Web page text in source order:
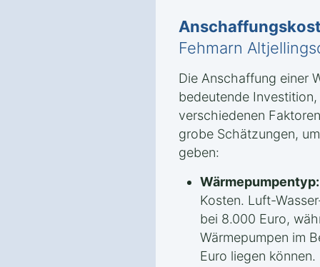
Fehmarn
Die Anschaffung einer
bedeutende
verschiedenen
grobe Schätzungen,
geben:
Wärmepumpentyp:
Kosten. Luft-
bei 8.000 Euro,
Wärmepumpen im
Euro liegen